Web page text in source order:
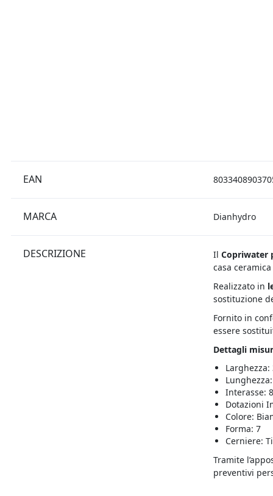
EAN
MARCA Dianhydro
DESCRIZIONE Il Copriwater
casa
Realizzato in
sostituzione
Fornito in
essere
Dettagli
Larghezza:
Interasse:
Dotazioni
Colore:
Forma: 7
Cerniere:
Tramite
preventivi